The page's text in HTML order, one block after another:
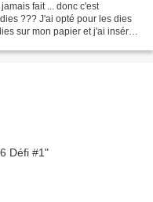
fait ... donc c'est
??? J'ai opté pour les dies
sur mon papier et j'ai inséré